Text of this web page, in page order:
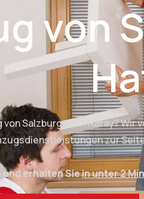
von
Salzburg nach Hatay?
zur
und erhalten Siein unter 2